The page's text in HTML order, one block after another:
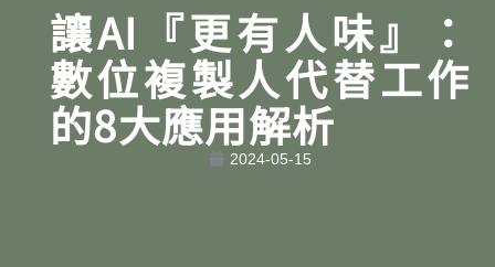
讓AI『更有人味』：
數位複製人代替工作
的8大應用解析
2024-05-15